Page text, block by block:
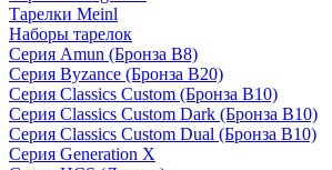
Тарелки Meinl
Наборы тарелок
Серия Amun (Бронза B8)
Серия Byzance (Бронза B20)
Серия Classics Custom (Бронза B10)
Серия Classics Custom Dark (Бронза B10)
Серия Classics Custom Dual (Бронза B10)
Серия Generation X